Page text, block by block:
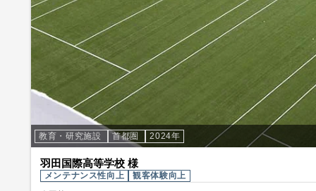
教育・研究施設 首都圏 2024年
羽田国際高等学校 様
メンテナンス性向上
観客体験向上